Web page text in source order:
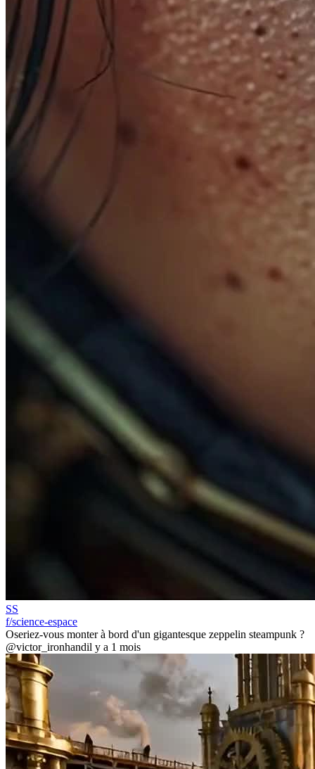
SS
f/science-espace
Oseriez-vous monter à bord d'un gigantesque zeppelin steampunk ?
@victor_ironhandil y a 1 mois